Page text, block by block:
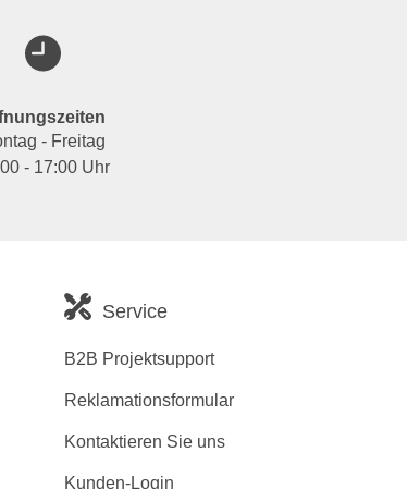
- Freitag
- 17:00 Uhr
Service
B2B Projektsupport
Reklamationsformular
Kontaktieren Sie uns
Kunden-Login